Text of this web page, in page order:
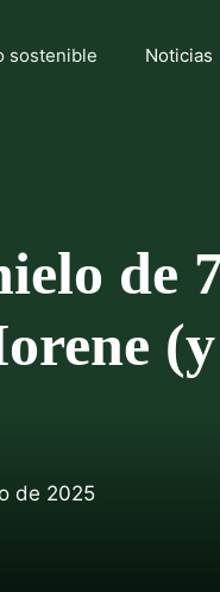
sostenible Noticias
de
de 2025